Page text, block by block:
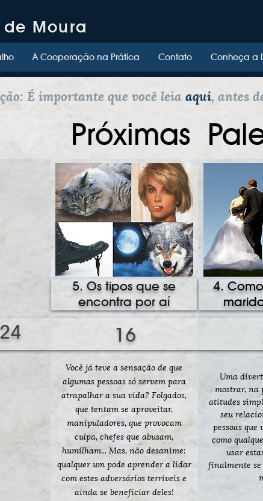
É importante que você leiaaqui, antes
Próximas
5. Os tipos que se
encontra por aí
16
Você já teve a sensação de que
algumas pessoas só servem para
atrapalhar a sua vida? Folgados,
que tentam se aproveitar,
manipuladores, que provocam
culpa, chefes que abusam,
humilham... Mas, não desanime:
qualquer um pode aprender a lidar
com estes adversários terríveis e
ainda se beneficiar deles!
4.
Uma
mostrar, na
atitudes
seu
pessoas que
como
usar
finalmente
Moura
A Cooperação na Prática Contato Conheça a